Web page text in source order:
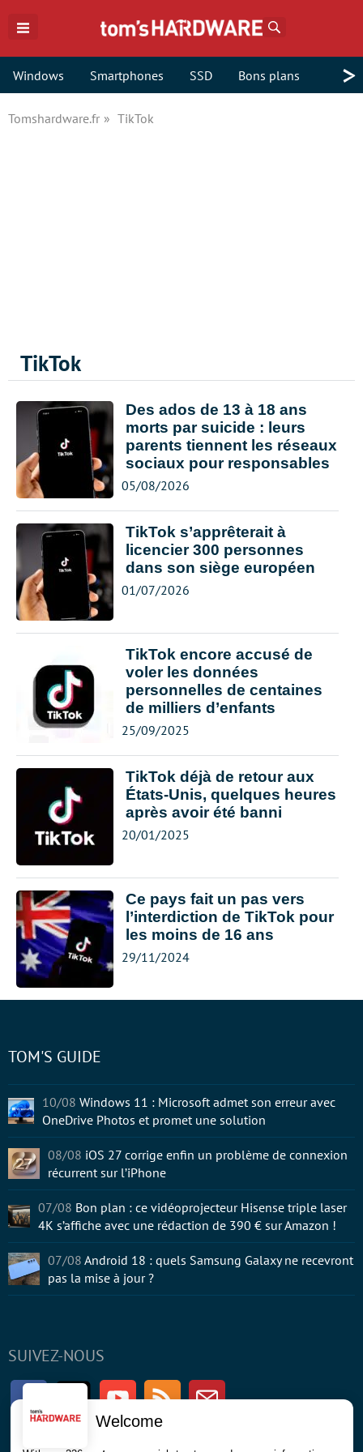
Windows Smartphones SSD Bons plans >
Tomshardware.fr TikTok
TikTok
Des ados de 13 à 18 ans
morts par suicide : leurs
parents tiennent les réseaux
sociaux pour responsables
05/08/2026
TikTok s’apprêterait à
licencier 300 personnes
dans son siège européen
01/07/2026
TikTok encore accusé de
voler les données
personnelles de centaines
de milliers d’enfants
25/09/2025
TikTok déjà de retour aux
États-Unis, quelques heures
après avoir été banni
20/01/2025
Ce pays fait un pas vers
l’interdiction de TikTok pour
les moins de 16 ans
29/11/2024
SUIVEZ-NOUS
FacebookTwitter Youtube RSS Newsletter
TOM'S GUIDE
10/08 Windows 11 : Microsoft admet son erreur avec
OneDrive Photos et promet une solution
08/08 iOS 27 corrige enfin un problème de connexion
récurrent sur l’iPhone
07/08 Bon plan : ce vidéoprojecteur Hisense triple laser
4K s’affiche avec une rédaction de 390 € sur Amazon !
07/08 Android 18 : quels Samsung Galaxy ne recevront
pas la mise à jour ?
Welcome